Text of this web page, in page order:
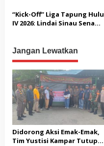
Dipertanyakan Soal
Bendera Lusuh dan Layanan
PATEN CETAR yang Diduga
“Kick-Off” Liga Tapung Hulu
IV 2026: Lindai Sinau Senama
Jangan Lewatkan
Didorong Aksi Emak-Emak,
Tim Yustisi Kampar Tutup